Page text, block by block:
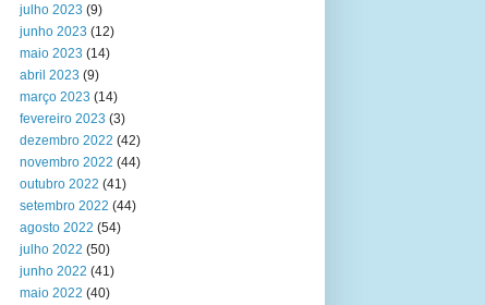
julho 2023 (9)
junho 2023 (12)
maio 2023 (14)
abril 2023 (9)
março 2023 (14)
fevereiro 2023 (3)
dezembro 2022 (42)
novembro 2022 (44)
outubro 2022 (41)
setembro 2022 (44)
agosto 2022 (54)
julho 2022 (50)
junho 2022 (41)
maio 2022 (40)